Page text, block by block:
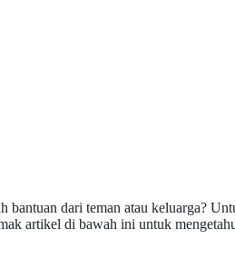
dari teman atau keluarga?
artikel di bawah ini untuk